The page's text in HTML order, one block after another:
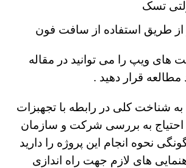
تسک
از طریق استفاده از سافت فون
های ویپ را می توانید در مقاله
مطالعه قرار دهید .
شناخت کلی در رابطه با تجهبزات
احتیاج به بررسی شرکت و سازمان
نحوه انجام این پروژه را دارید
های لازم جهت راه اندازی